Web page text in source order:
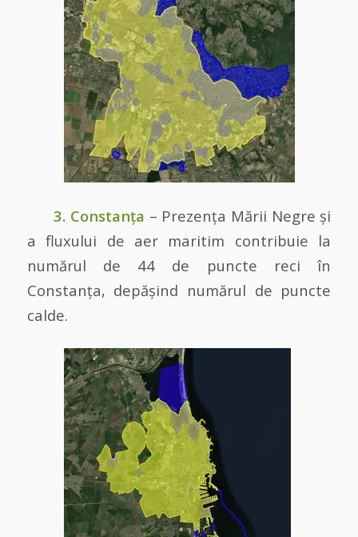
3. Constanța – Prezența Mării Negre și
a fluxului de aer maritim contribuie la
numărul de 44 de puncte reci în
Constanța, depășind numărul de puncte
calde.